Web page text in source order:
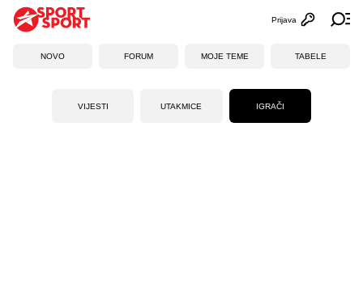
Otvori
Prijava
NOVO FORUM MOJE TEME TABELE
VIJESTI UTAKMICE IGRAČI